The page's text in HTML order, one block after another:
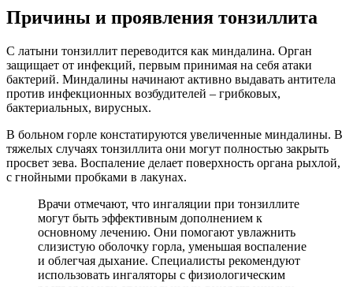
Причины и проявления тонзиллита
С латыни тонзиллит переводится как миндалина. Орган
защищает от инфекций, первым принимая на себя атаки
бактерий. Миндалины начинают активно выдавать антитела
против инфекционных возбудителей – грибковых,
бактериальных, вирусных.
В больном горле констатируются увеличенные миндалины. В
тяжелых случаях тонзиллита они могут полностью закрыть
просвет зева. Воспаление делает поверхность органа рыхлой,
с гнойными пробками в лакунах.
Врачи отмечают, что ингаляции при тонзиллите
могут быть эффективным дополнением к
основному лечению. Они помогают увлажнить
слизистую оболочку горла, уменьшая воспаление
и облегчая дыхание. Специалисты рекомендуют
использовать ингаляторы с физиологическим